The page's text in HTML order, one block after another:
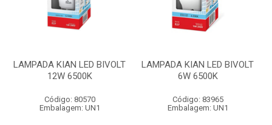
LAMPADA KIAN LED BIVOLT
12W 6500K
Código: 80570
Embalagem: UN1
LAMPADA KIAN LED BIVOLT
6W 6500K
Código: 83965
Embalagem: UN1